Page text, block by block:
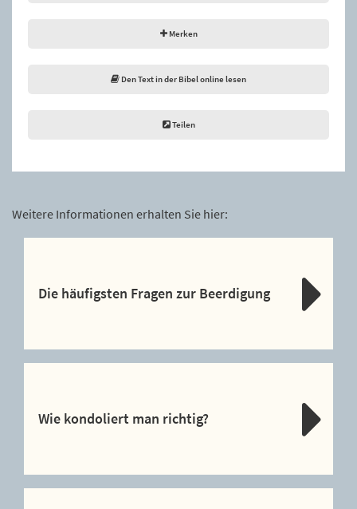
Merken
Den Text in der Bibel online lesen
Teilen
Weitere Informationen erhalten Sie hier:
Die häufigsten Fragen zur Beerdigung
Wie kondoliert man richtig?